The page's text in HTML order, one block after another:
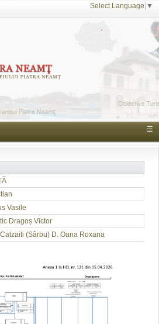
Select Language ▼
☰
Vasile
Dragoș Victor
(Sârbu) D. Oana Roxana